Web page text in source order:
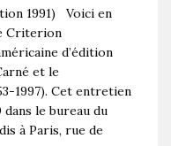
1991) Voici en
Criterion
d’édition
et le
1997). Cet entretien
le bureau du
à Paris, rue de